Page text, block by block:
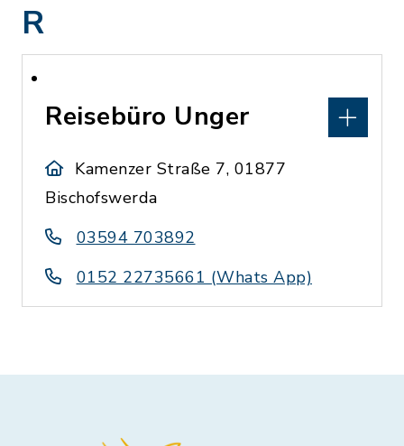
R
Reisebüro Unger
Kamenzer Straße 7, 01877
Bischofswerda
03594 703892
0152 22735661 (Whats App)